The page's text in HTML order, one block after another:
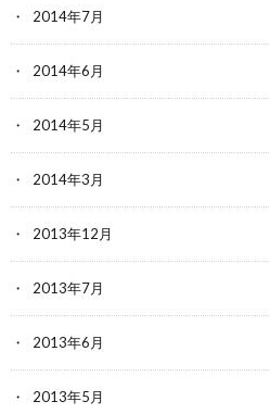
2014年7月
2014年6月
2014年5月
2014年3月
2013年12月
2013年7月
2013年6月
2013年5月